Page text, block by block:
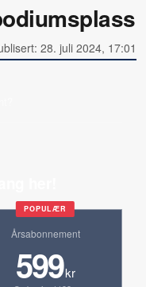
28. juli 2024, 17:01
POPULÆR
Årsabonnement
599kr